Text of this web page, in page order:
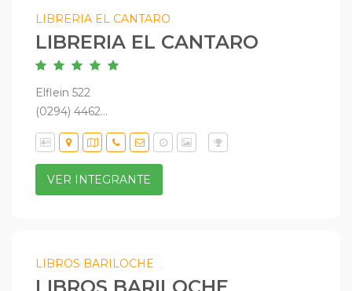
LIBRERIA EL CANTARO
LIBRERIA EL CANTARO
Elflein 522
(0294) 4462...
VER INTEGRANTE
LIBROS BARILOCHE